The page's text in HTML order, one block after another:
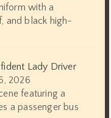
with a
and black high-
Lady Driver
2026
featuring a
a passenger bus